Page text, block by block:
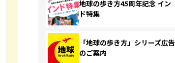
地球の歩き方45周年記念 イン
ド特集
「地球の歩き方」シリーズ広告
のご案内